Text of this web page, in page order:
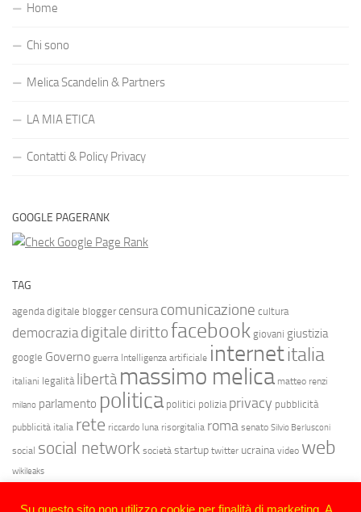
Home
Chi sono
Melica Scandelin & Partners
LA MIA ETICA
Contatti & Policy Privacy
GOOGLE PAGERANK
TAG
agenda digitale blogger censura comunicazione cultura
democrazia digitale dirittofacebook giovani giustizia
google Governo guerra Intelligenza artificiale internetitalia
italiani legalità libertà massimo melica matteo renzi
milano parlamento politica politici polizia privacy pubblicità
pubblicità italia rete riccardo luna risorgitalia roma senato Silvio Berlusconi
social social network società startup twitter ucraina video web
wikileaks